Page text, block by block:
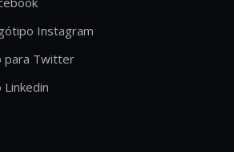
Instagram
para Twitter